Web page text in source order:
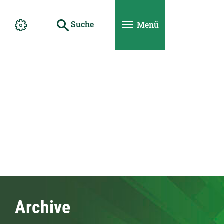
Suche Menü
Archive